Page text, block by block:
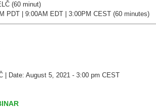
(60 minut)
PDT | 9:00AM EDT | 3:00PM CEST (60 minutes)
| Date: August 5, 2021 - 3:00 pm CEST